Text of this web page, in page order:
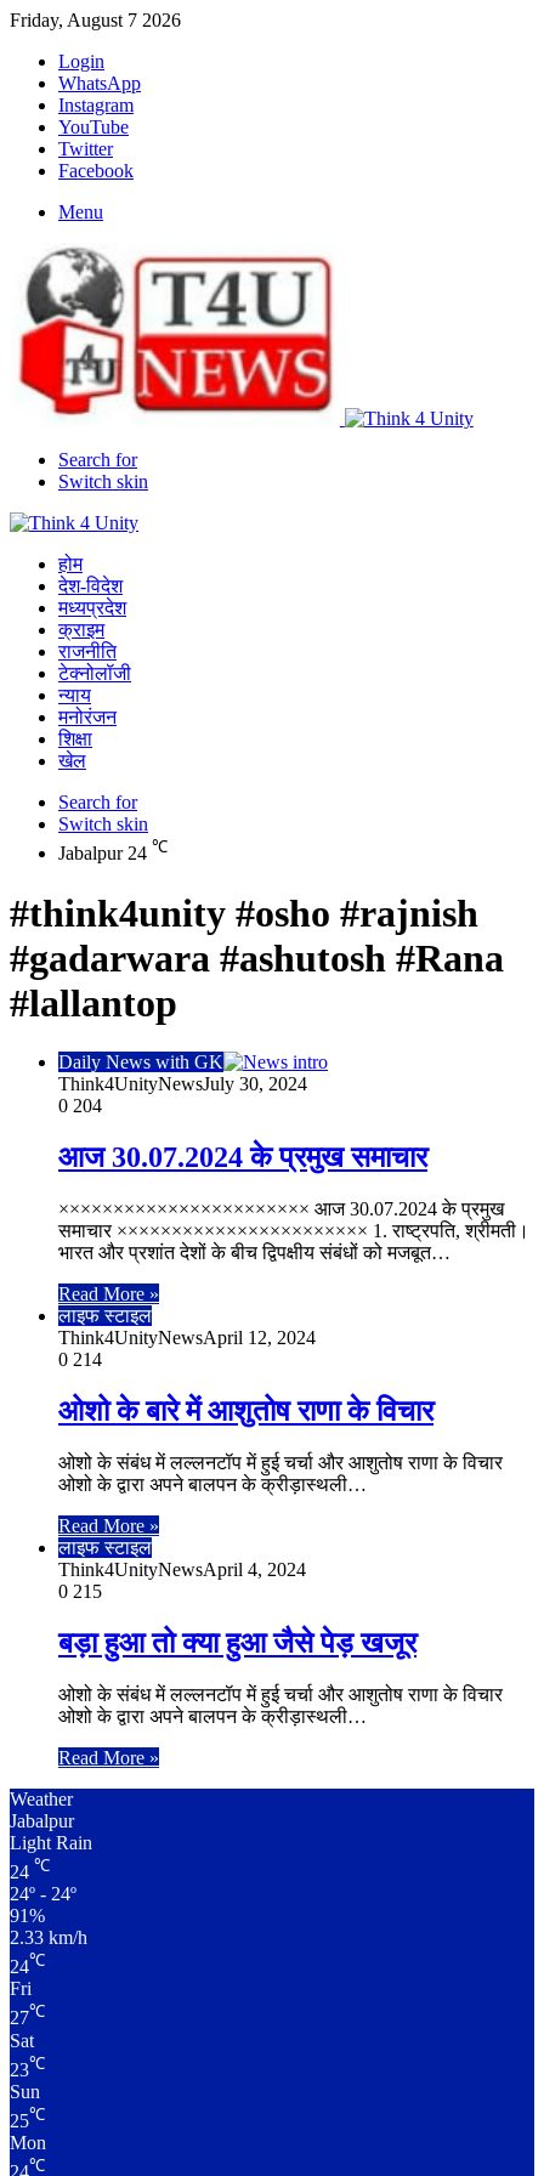
Friday, August 7 2026
Login
WhatsApp
Instagram
YouTube
Twitter
Facebook
Menu
Search for
Switch skin
होम
देश-विदेश
मध्यप्रदेश
क्राइम
राजनीति
टेक्नोलॉजी
न्याय
मनोरंजन
शिक्षा
खेल
Search for
Switch skin
Jabalpur 24 ℃
#think4unity #osho #rajnish
#gadarwara #ashutosh #Rana
#lallantop
Daily News with GK
Think4UnityNewsJuly 30, 2024
0 204
आज 30.07.2024 के प्रमुख समाचार
××××××××××××××××××××××× आज 30.07.2024 के प्रमुख
समाचार ××××××××××××××××××××××× 1. राष्ट्रपति, श्रीमती।
भारत और प्रशांत देशों के बीच द्विपक्षीय संबंधों को मजबूत…
Read More »
लाइफ स्टाइल
Think4UnityNewsApril 12, 2024
0 214
ओशो के बारे में आशुतोष राणा के विचार
ओशो के संबंध में लल्लनटॉप में हुई चर्चा और आशुतोष राणा के विचार
ओशो के द्वारा अपने बालपन के क्रीड़ास्थली…
Read More »
लाइफ स्टाइल
Think4UnityNewsApril 4, 2024
0 215
बड़ा हुआ तो क्या हुआ जैसे पेड़ खजूर
ओशो के संबंध में लल्लनटॉप में हुई चर्चा और आशुतोष राणा के विचार
ओशो के द्वारा अपने बालपन के क्रीड़ास्थली…
Read More »
Weather
Jabalpur
Light Rain
24 ℃
24º - 24º
91%
2.33 km/h
24℃
Fri
27℃
Sat
23℃
Sun
25℃
Mon
℃